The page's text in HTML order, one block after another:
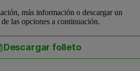
más información o descargar un
las opciones a continuación.
Descargar folleto